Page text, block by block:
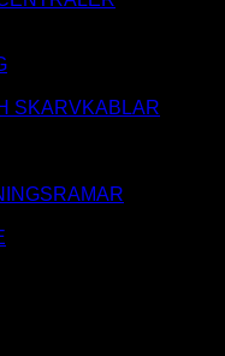
SKARVKABLAR